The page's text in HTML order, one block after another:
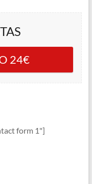
24€
form 1"]